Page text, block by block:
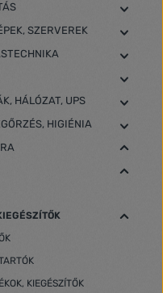
SZERVEREK
HÁLÓZAT, UPS
HIGIÉNIA
KIEGÉSZÍTŐK